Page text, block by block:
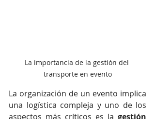
La importancia de la gestión del
transporte en evento
La organización de un evento implica
una logística compleja y uno de los
aspectos más críticos es la gestión